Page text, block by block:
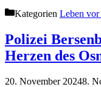
Kategorien Leben
Polizei
Herzen des
20. November 20248.